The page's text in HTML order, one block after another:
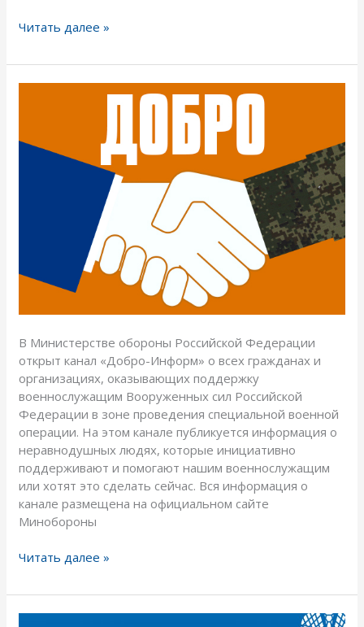
Читать далее »
В Министерстве обороны Российской Федерации
открыт канал «Добро-Информ» о всех гражданах и
организациях, оказывающих поддержку
военнослужащим Вооруженных сил Российской
Федерации в зоне проведения специальной военной
операции. На этом канале публикуется информация о
неравнодушных людях, которые инициативно
поддерживают и помогают нашим военнослужащим
или хотят это сделать сейчас. Вся информация о
канале размещена на официальном сайте
Минобороны
появился
официальный
Читать далее »